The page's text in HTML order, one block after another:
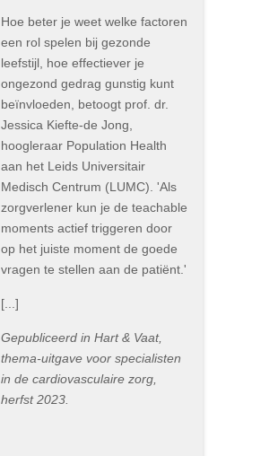
Hoe beter je weet welke factoren
een rol spelen bij gezonde
leefstijl, hoe effectiever je
ongezond gedrag gunstig kunt
beïnvloeden, betoogt prof. dr.
Jessica Kiefte-de Jong,
hoogleraar Population Health
aan het Leids Universitair
Medisch Centrum (LUMC). 'Als
zorgverlener kun je de teachable
moments actief triggeren door
op het juiste moment de goede
vragen te stellen aan de patiënt.'
[...]
Gepubliceerd in Hart & Vaat,
thema-uitgave voor specialisten
in de cardiovasculaire zorg,
herfst 2023.